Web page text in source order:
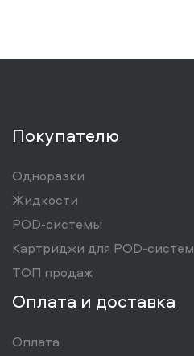
Покупателю
Одноразки
Жидкости
POD-системы
Картриджи для POD-систем
ТОП продаж
Оплата и доставка
Оплата